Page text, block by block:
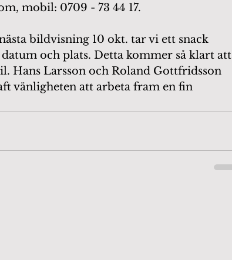
mobil: 0709 - 73 44 17.
bildvisning 10 okt. tar vi ett snack
och plats. Detta kommer så klart att
Hans Larsson och Roland Gottfridsson
vänligheten att arbeta fram en fin